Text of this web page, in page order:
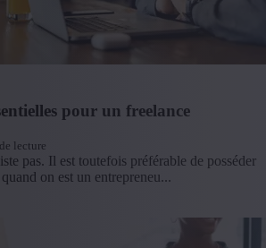
pour un freelance
lecture
pas. Il est toutefois préférable de posséder
on est un entrepreneu...